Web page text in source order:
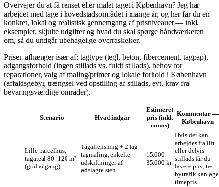
Overvejer du at få renset eller malet taget i København? Jeg har
arbejdet med tage i hovedstadsområdet i mange år, og her får du en
konkret, lokal og realistisk gennemgang af prisniveauet — inkl.
eksempler, skjulte udgifter og hvad du skal spørge håndværkeren
om, så du undgår ubehagelige overraskelser.
Prisen afhænger især af: tagtype (tegl, beton, fibercement, tagpap),
adgangsforhold (ingen stillads vs. fuldt stillads), behov for
reparationer, valg af maling/primer og lokale forhold i København
(affaldsgebyr, trængsel ved opstilling af stillads, evt. krav fra
bevaringsværdige områder).
Scenario Hvad indgår
Estimeret
pris (inkl.
moms)
Kommentar —
København
Lille parcelhus,
tagareal 80–120 m²
(god adgang)
Tagafrensning + 2 lag
tagmaling, enkelte
udskiftninger af
ødelagte sten
15.000–
35.000 kr.
Hvis der kan
arbejdes fra lift
eller delvis
stillads får du
lavere pris; tæt
bytrafik kan øge
timepris.